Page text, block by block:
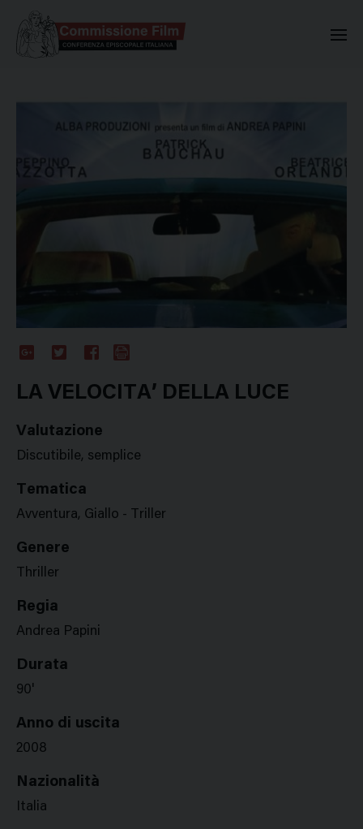
Plus
LA VELOCITA’ DELLA LUCE
Valutazione
Discutibile, semplice
Tematica
Avventura, Giallo - Triller
Genere
Thriller
Regia
Andrea Papini
Durata
90'
Anno di uscita
2008
Nazionalità
Italia